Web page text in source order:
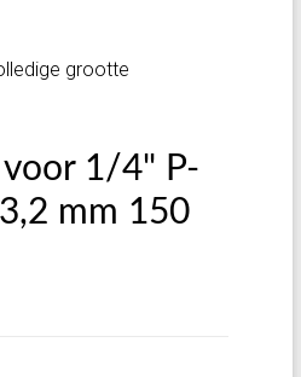
grootte
voor 1/4" P-
mm 150